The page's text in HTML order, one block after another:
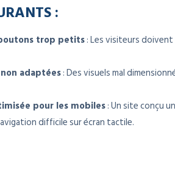
:
trop petits: Les visiteurs
adaptées: Des visuels mal
pour les mobiles: Un site conçu
difficile sur écran tactile.